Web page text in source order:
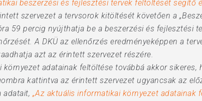
beszerzési és fejlesztési tervek feltöltését segítő
szervezet a tervsorok kitöltését követően a
59 percig nyújthatja be a beszerzési és fejlesztési
A DKÜ az ellenőrzés eredményeképpen a
azt az érintett szervezet részére.
adatainak feltöltése továbbá akkor sikeres,
kattintva az érintett szervezet ugyancsak az
adatait, „Az aktuális informatikai környezet adatainak